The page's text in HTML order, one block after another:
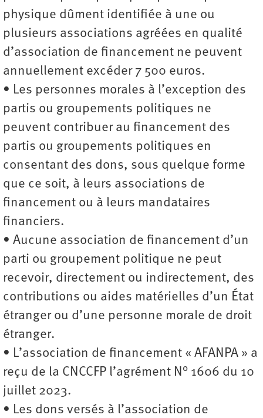
physique dûment identifiée à une ou
plusieurs associations agréées en qualité
d’association de financement ne peuvent
annuellement excéder 7 500 euros.
• Les personnes morales à l’exception des
partis ou groupements politiques ne
peuvent contribuer au financement des
partis ou groupements politiques en
consentant des dons, sous quelque forme
que ce soit, à leurs associations de
financement ou à leurs mandataires
financiers.
• Aucune association de financement d’un
parti ou groupement politique ne peut
recevoir, directement ou indirectement, des
contributions ou aides matérielles d’un État
étranger ou d’une personne morale de droit
étranger.
• L’association de financement « AFANPA » a
reçu de la CNCCFP l’agrément N° 1606 du 10
juillet 2023.
• Les dons versés à l’association de